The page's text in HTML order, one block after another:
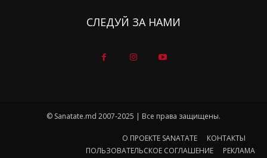
СЛЕДУЙ ЗА НАМИ
© Sanatate.md 2007-2025 | Все права защищены.
О ПРОЕКТЕ SANATATE
КОНТАКТЫ
ПОЛЬЗОВАТЕЛЬСКОЕ СОГЛАШЕНИЕ
РЕКЛАМА